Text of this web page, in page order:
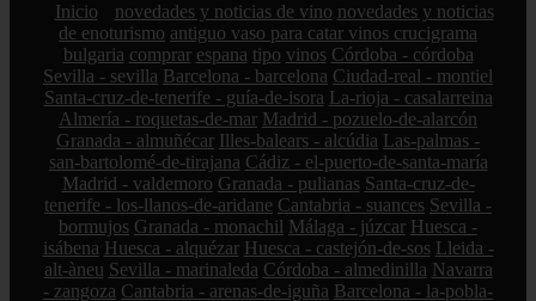
Inicio novedades y noticias de vino novedades y noticias
de enoturismo antiguo vaso para catar vinos crucigrama
bulgaria comprar espana tipo vinos Córdoba - córdoba
Sevilla - sevilla Barcelona - barcelona Ciudad-real - montiel
Santa-cruz-de-tenerife - guía-de-isora La-rioja - casalarreina
Almería - roquetas-de-mar Madrid - pozuelo-de-alarcón
Granada - almuñécar Illes-balears - alcúdia Las-palmas -
san-bartolomé-de-tirajana Cádiz - el-puerto-de-santa-maría
Madrid - valdemoro Granada - pulianas Santa-cruz-de-
tenerife - los-llanos-de-aridane Cantabria - suances Sevilla -
bormujos Granada - monachil Málaga - júzcar Huesca -
isábena Huesca - alquézar Huesca - castejón-de-sos Lleida -
alt-àneu Sevilla - marinaleda Córdoba - almedinilla Navarra
- zangoza Cantabria - arenas-de-iguña Barcelona - la-pobla-